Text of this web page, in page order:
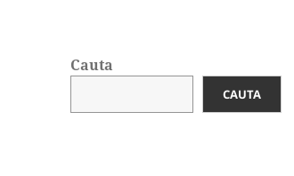
Cauta
CAUTA